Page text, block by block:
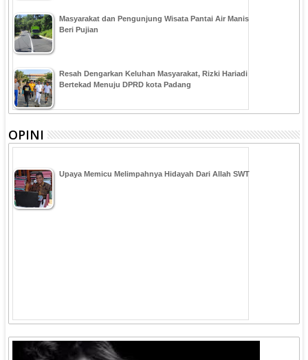
Masyarakat dan Pengunjung Wisata Pantai Air Manis
Beri Pujian
Resah Dengarkan Keluhan Masyarakat, Rizki Hariadi
Bertekad Menuju DPRD kota Padang
OPINI
Upaya Memicu Melimpahnya Hidayah Dari Allah SWT